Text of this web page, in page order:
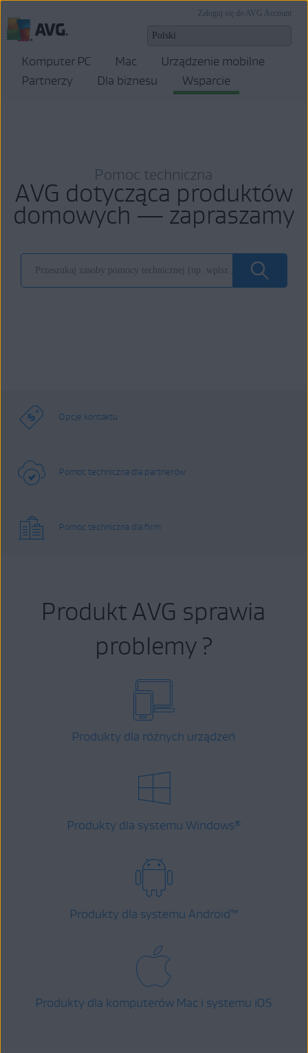
Zaloguj się do AVG Account
Komputer PC Mac
Urządzenie mobilne
Partnerzy
Dla biznesu Wsparcie
Pomoc techniczna
AVG dotycząca produktów
domowych — zapraszamy
Opcje kontaktu
Pomoc techniczna dla partnerów
Pomoc techniczna dla firm
Produkt AVG sprawia
problemy ?
Produkty dla różnych urządzeń
Produkty dla systemu Windows®
Produkty dla systemu Android™
Produkty dla komputerów Mac i systemu iOS